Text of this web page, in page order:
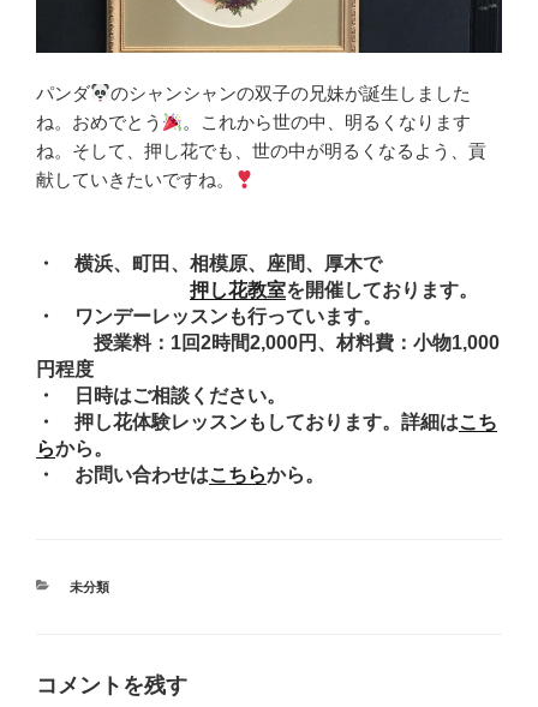
パンダ
のシャンシャンの双子の兄妹が誕生しました
ね。おめでとう
。これから世の中、明るくなります
ね。そして、押し花でも、世の中が明るくなるよう、貢
献していきたいですね。
・ 横浜、町田、相模原、座間、厚木で
押し花教室を開催しております。
・ ワンデーレッスンも行っています。
授業料：1回2時間2,000円、材料費：小物1,000
円程度
・ 日時はご相談ください。
・ 押し花体験レッスンもしております。詳細はこち
らから。
・ お問い合わせはこちらから。
カ
未分類
コメントを残す